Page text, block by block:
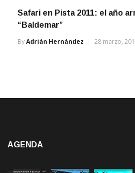
Safari en Pista 2011: el año
“Baldemar”
ByAdrián Hernández 28 marzo,
AGENDA